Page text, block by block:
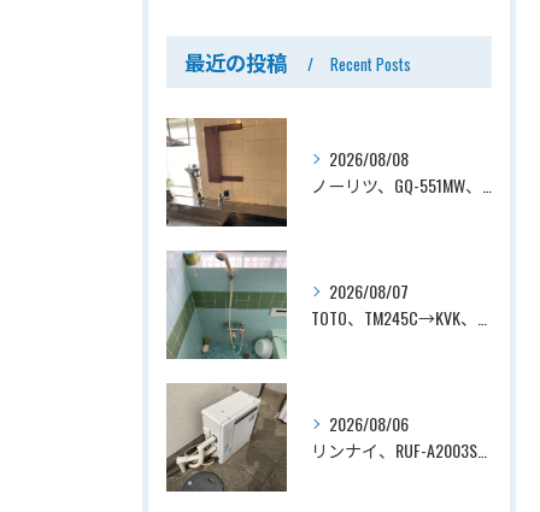
最近の投稿 Recent Posts
2026/08/08
ノーリツ、GQ-551MW、5号、元止式、屋内壁掛、防熱カバー付き、瞬間湯沸かし器（小型湯沸器）設置工事ー埼玉県川口市道合
2026/08/07
TOTO、TM245C→KVK、KF800T、壁付タイプ、サーモスタット付シャワーバス水栓、浴室用水栓交換工事ー埼玉県上尾市平塚
2026/08/06
リンナイ、RUF-A2003SAG(A)→ノーリツ、GT-C2072SAR-1 BL、20号、エコジョーズ、オート、屋外据置型、給湯器交換工事ー埼玉県上尾市平塚